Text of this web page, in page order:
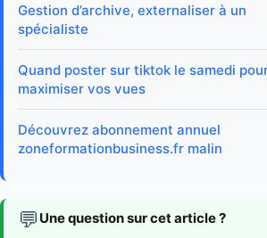
Gestion d’archive, externaliser à un
spécialiste
Quand poster sur tiktok le samedi
maximiser vos vues
Découvrez abonnement annuel
zoneformationbusiness.fr malin
💬 Une question sur cet article ?